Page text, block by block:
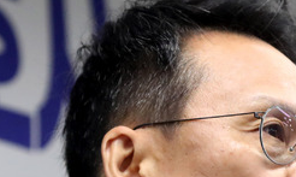
의' 차가원 대표 구속 송치
독 원인은 멕시코산 할라피뇨"-- CDC
도 평택사업장 끼임 사망 관련 압수수색
위 입력' 중앙·서울·경기도 선관위 등 9곳
9시 1423.8원